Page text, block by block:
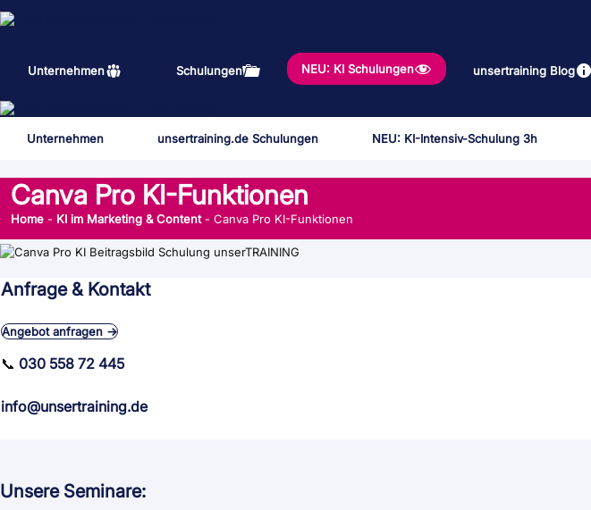
Inhalt
Unternehmen Schulungen NEU: KI Schulungen unsertraining Blog
Unternehmen unsertraining.de Schulungen NEU: KI-Intensiv-Schulung 3h
Canva Pro KI-Funktionen
Home - KI im Marketing & Content- Canva Pro KI-Funktionen
Anfrage & Kontakt
Angebot anfragen →
📞 030 558 72 445
info@unsertraining.de
Unsere Seminare: